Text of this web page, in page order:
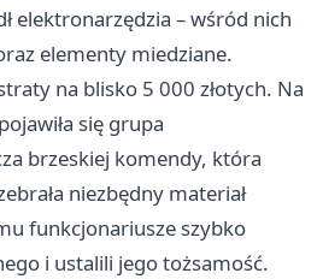
elektronarzędzia – wśród nich
elementy miedziane.
na blisko 5 000 złotych. Na
się grupa
brzeskiej komendy, która
niezbędny materiał
funkcjonariusze szybko
i ustalili jego tożsamość.